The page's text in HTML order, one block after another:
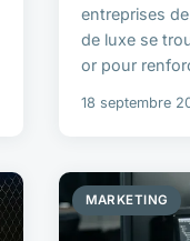
entreprises
de luxe se
or pour
18 septembre
MARKETING